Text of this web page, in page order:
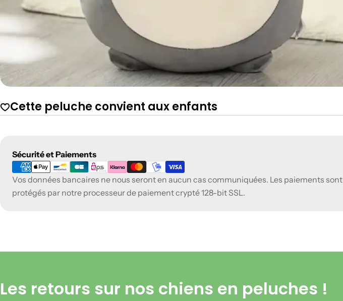
Cette peluche convient aux enfants
Sécurité et Paiements
Modes
de
paiement
Vos données bancaires ne nous seront en aucun cas communiquées. Les paiements sont
protégés par notre processeur de paiement crypté 128-bit SSL.
Les retours sur nos chiens en peluches !